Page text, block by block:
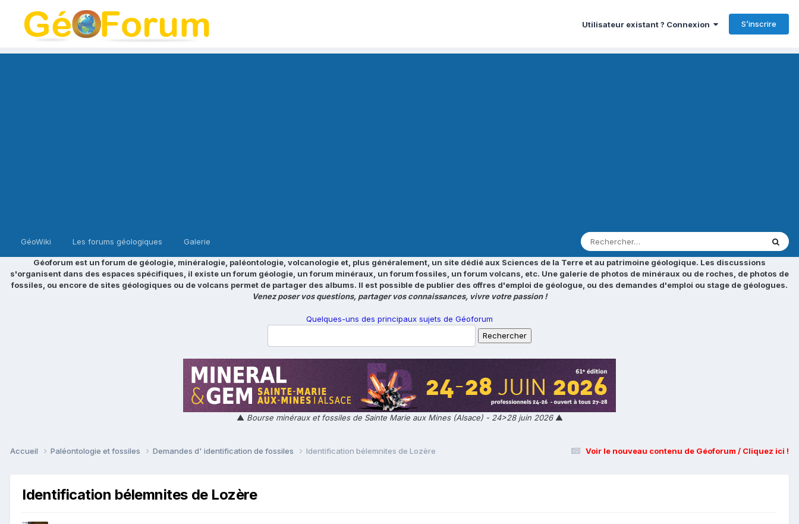
Utilisateur existant ? Connexion S’inscrire
GéoWiki Les forums géologiques Galerie
Géoforum est un forum de géologie, minéralogie, paléontologie, volcanologie et, plus généralement, un site dédié aux Sciences de la Terre et au patrimoine géologique. Les discussions
s'organisent dans des espaces spécifiques, il existe un forum géologie, un forum minéraux, un forum fossiles, un forum volcans, etc. Une galerie de photos de minéraux ou de roches, de photos de
fossiles, ou encore de sites géologiques ou de volcans permet de partager des albums. Il est possible de publier des offres d'emploi de géologue, ou des demandes d'emploi ou stage de géologues.
Venez poser vos questions, partager vos connaissances, vivre votre passion !
Quelques-uns des principaux sujets de Géoforum
▲ Bourse minéraux et fossiles de Sainte Marie aux Mines (Alsace) - 24>28 juin 2026▲
Voir le nouveau contenu de Géoforum / Cliquez ici !
Accueil Paléontologie et fossiles Demandes d' identification de fossiles Identification bélemnites de Lozère
Identification bélemnites de Lozère